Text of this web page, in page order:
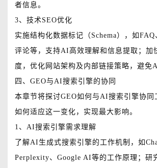
者信息。
3、技术SEO优化
实施结构化数据标记（Schema），如FAQ
评论等，支持AI高效理解和信息提取；加
度，优化网站架构及内部链接策略，避免
四、GEO与AI搜索引擎的协同
本章节将探讨GEO如何与AI搜索引擎协同
如何适应这一变化，实现最大影响。
1、AI搜索引擎需求理解
了解AI生成式搜索引擎的工作机制，如
Perplexity、Google AI等的工作原理；研